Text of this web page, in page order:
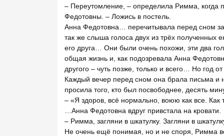
– Переутомление, – определила Римма,
Федотовны. – Ложись в постель.
Анна Федотовна… перечитывала перед сном
так же слыша голоса двух из трёх полученных
его друга… Они были очень похожи, эти два
общая жизнь и, как подозревала Анна
другого – чуть позже, только и всего… Но год
Каждый вечер перед сном она брала письма
просила того, кто был посвободнее, десять
– «Я здоров, всё нормально, воюю как все.
…Анна Федотовна вдруг привстала на кровати.
– Римма, загляни в шкатулку. Загляни в
Не очень ещё понимая, но и не споря, Римма